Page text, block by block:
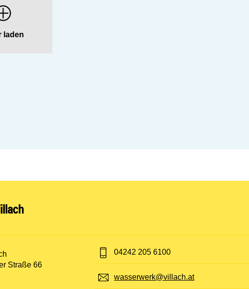
laden
Straße 66
Telefon:
04242 205 6100
E-Mail:
wasserwerk@villach.at